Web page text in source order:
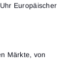
Europäischer
Märkte, von